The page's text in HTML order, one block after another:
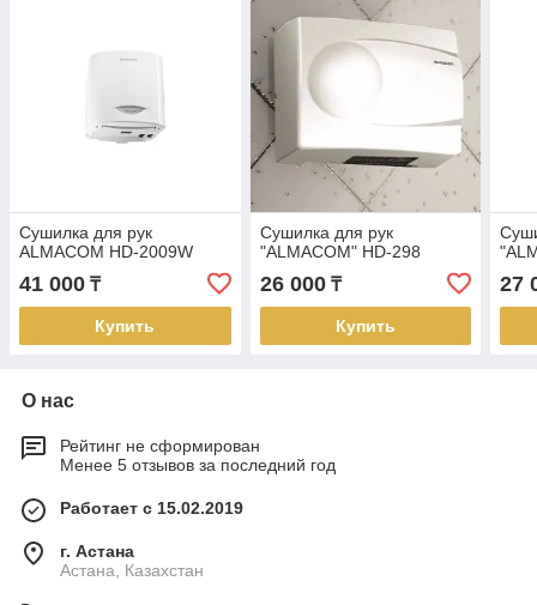
Сушилка для рук
ALMACOM HD-2009W
41 000 ₸
Купить
Сушилка для рук
"ALMACOM" HD-298
26 000₸
Купить
27
О нас
Рейтинг не сформирован
Менее 5 отзывов за последний год
Работает с 15.02.2019
г. Астана
Астана, Казахстан